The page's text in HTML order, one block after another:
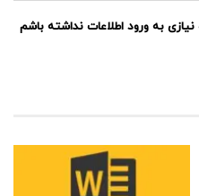
به ورود اطلاعات نداشته باشم